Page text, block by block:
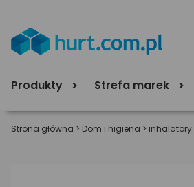
Produkty Strefa marek
Strona główna > Dom i higiena > inhalatory